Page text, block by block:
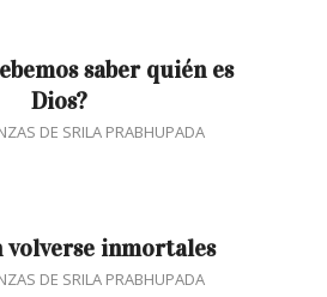
saber quién es
Dios?
DE SRILA PRABHUPADA
volverse inmortales
DE SRILA PRABHUPADA